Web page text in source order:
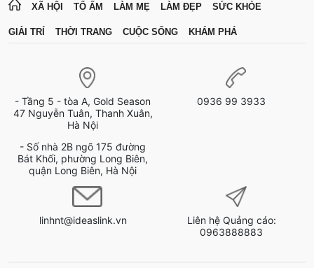
XÃ HỘI TỔ ẤM LÀM MẸ LÀM ĐẸP SỨC KHỎE
GIẢI TRÍ THỜI TRANG CUỘC SỐNG KHÁM PHÁ
- Tầng 5 - tòa A, Gold Season
47 Nguyễn Tuân, Thanh Xuân,
Hà Nội
- Số nhà 2B ngõ 175 đường
Bát Khối, phường Long Biên,
quận Long Biên, Hà Nội
0936 99 3933
linhnt@ideaslink.vn
Liên hệ Quảng cáo:
0963888883